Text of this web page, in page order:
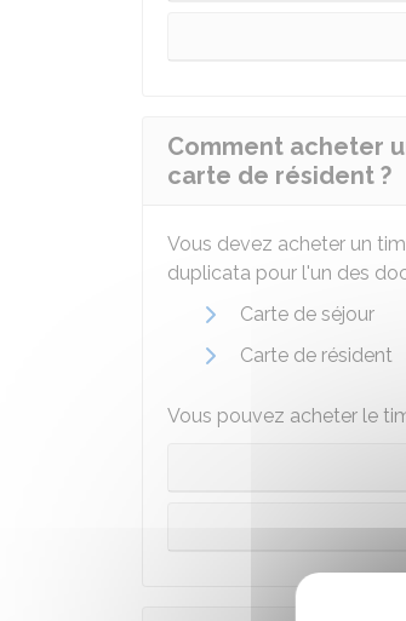
Comment acheter
carte de résident ?
Vous devez acheter un
duplicata pour l'un des
Carte de séjour
Carte de résident
Vous pouvez acheter le